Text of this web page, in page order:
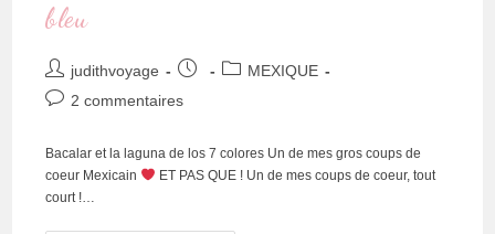
bleu
judithvoyage
MEXIQUE
2 commentaires
Bacalar et la laguna de los 7 colores Un de mes gros coups de
coeur Mexicain
ET PAS QUE ! Un de mes coups de coeur, tout
court !…